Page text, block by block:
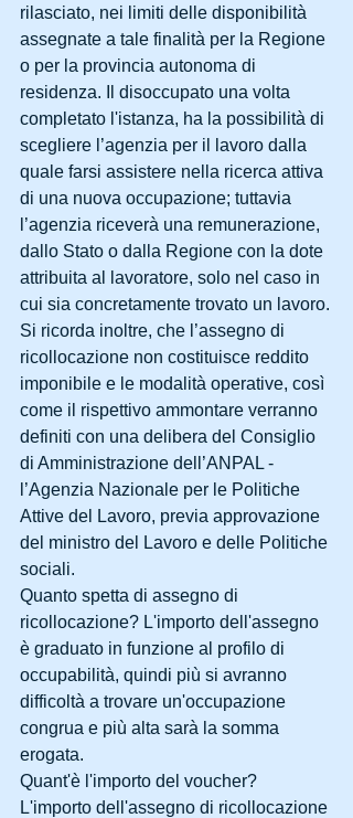
rilasciato, nei limiti delle disponibilità
assegnate a tale finalità per la Regione
o per la provincia autonoma di
residenza. Il disoccupato una volta
completato l'istanza, ha la possibilità di
scegliere l’agenzia per il lavoro dalla
quale farsi assistere nella ricerca attiva
di una nuova occupazione; tuttavia
l’agenzia riceverà una remunerazione,
dallo Stato o dalla Regione con la dote
attribuita al lavoratore, solo nel caso in
cui sia concretamente trovato un lavoro.
Si ricorda inoltre, che l’assegno di
ricollocazione non costituisce reddito
imponibile e le modalità operative, così
come il rispettivo ammontare verranno
definiti con una delibera del Consiglio
di Amministrazione dell’ANPAL -
l’Agenzia Nazionale per le Politiche
Attive del Lavoro, previa approvazione
del ministro del Lavoro e delle Politiche
sociali.
Quanto spetta di assegno di
ricollocazione? L'importo dell'assegno
è graduato in funzione al profilo di
occupabilità, quindi più si avranno
difficoltà a trovare un'occupazione
congrua e più alta sarà la somma
erogata.
Quant'è l'importo del voucher?
L'importo dell'assegno di ricollocazione